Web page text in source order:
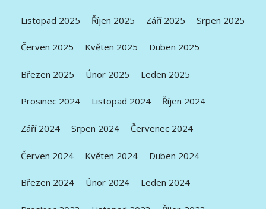
Listopad 2025 Říjen 2025 Září 2025 Srpen 2025
Červen 2025 Květen 2025 Duben 2025
Březen 2025 Únor 2025 Leden 2025
Prosinec 2024 Listopad 2024 Říjen 2024
Září 2024 Srpen 2024 Červenec 2024
Červen 2024 Květen 2024 Duben 2024
Březen 2024 Únor 2024 Leden 2024